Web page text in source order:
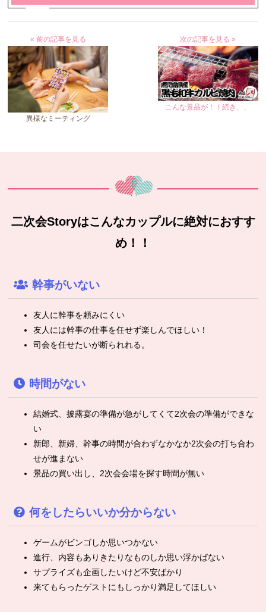
« 前の記事を見る
異様なミーティング
次の記事を見る »
こんな景品が！！続き、、
二次会Storyはこんなカップルに絶対におすす
め！！
幹事がいない
友人に幹事を頼みにくい
友人には幹事の仕事を任せず楽しんでほしい！
司会を任せたいが断られれる。
時間がない
結婚式、披露宴の準備が急がしてくて2次会の準備ができな
い
新郎、新婦、幹事の時間が合わずなかなか2次会の打ち合わ
せが進まない
景品の買い出し、2次会会場を探す時間が無い
何をしたらいいか分からない
ゲームがビンゴしか思いつかない
進行、内容もありきたりなものしか思い浮かばない
サプライズも企画したいけど不安ばかり
来てもらったゲストにもしっかり満足してほしい